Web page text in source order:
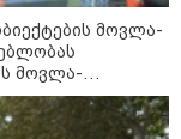
ცხოვრობს
ზვიადის
სიტყვითაც კი
- ანა
მოვლა-
მოვლა-
შექმნა